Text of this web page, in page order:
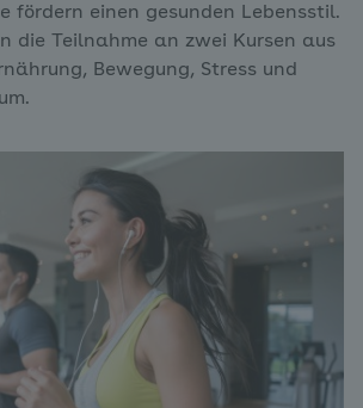
fördern einen gesunden Lebensstil.
die Teilnahme an zwei Kursen aus
Bewegung, Stress und